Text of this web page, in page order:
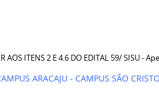
AOS ITENS 2 E 4.6 DO EDITAL 59/ SISU-
ARACAJU - CAMPUS SÃO